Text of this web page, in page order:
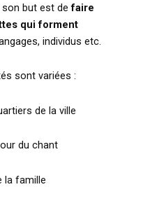
but est de faire
qui forment
individus etc.
sont variées :
de la ville
du chant
la famille